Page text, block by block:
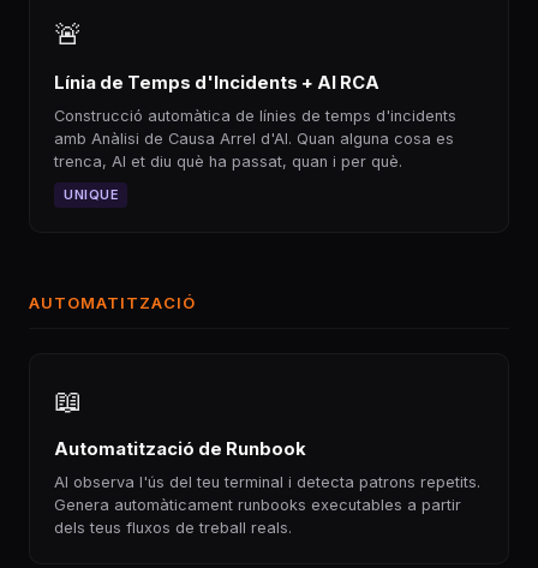
🚨
Línia de Temps d'Incidents + AI RCA
Construcció automàtica de línies de temps d'incidents
amb Anàlisi de Causa Arrel d'AI. Quan alguna cosa es
trenca, AI et diu què ha passat, quan i per què.
UNIQUE
AUTOMATITZACIÓ
📖
Automatització de Runbook
AI observa l'ús del teu terminal i detecta patrons repetits.
Genera automàticament runbooks executables a partir
dels teus fluxos de treball reals.